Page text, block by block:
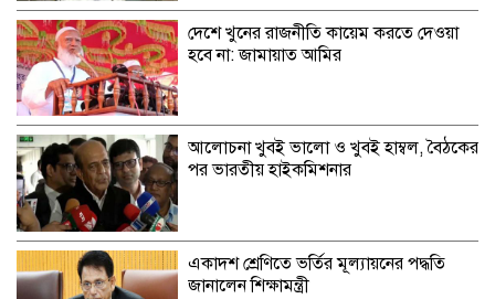
দেশে খুনের রাজনীতি কায়েম করতে দেওয়া
হবে না: জামায়াত আমির
আলোচনা খুবই ভালো ও খুবই হাম্বল, বৈঠকের
পর ভারতীয় হাইকমিশনার
একাদশ শ্রেণিতে ভর্তির মূল্যায়নের পদ্ধতি
জানালেন শিক্ষামন্ত্রী